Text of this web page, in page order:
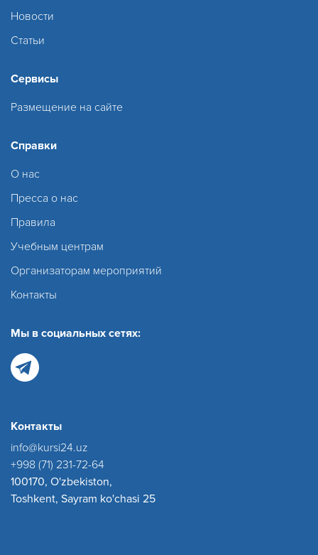
Новости
Статьи
Сервисы
Размещение на сайте
Справки
О нас
Пресса о нас
Правила
Учебным центрам
Организаторам мероприятий
Контакты
Мы в социальных сетях:
Контакты
info@kursi24.uz
+998 (71) 231-72-64
100170, O'zbekiston,
Toshkent, Sayram ko'chasi 25